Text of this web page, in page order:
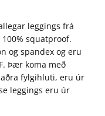
leggings frá
100% squatproof.
og spandex og eru
Þær koma með
fylgihluti, eru úr
leggings eru úr